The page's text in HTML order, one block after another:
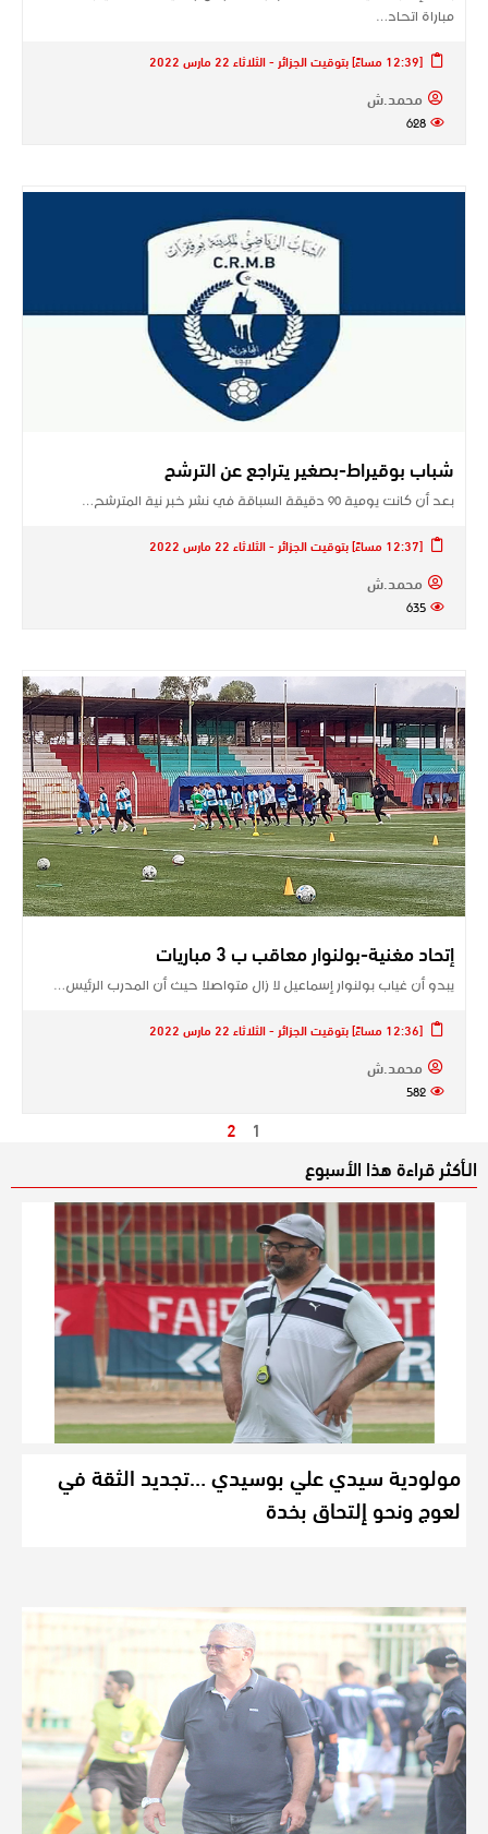
مباراة اتحاد…
[12:39 مساءً] بتوقيت الجزائر - الثلاثاء 22 مارس 2022
محمد.ش
628
شباب بوقيراط-بصغير يتراجع عن الترشح
بعد أن كانت يومية 90 دقيقة السباقة في نشر خبر نية المترشح…
[12:37 مساءً] بتوقيت الجزائر - الثلاثاء 22 مارس 2022
محمد.ش
635
إتحاد مغنية-بولنوار معاقب ب 3 مباريات
يبدو أن غياب بولنوار إسماعيل لا زال متواصلا حيث أن المدرب الرئيس…
[12:36 مساءً] بتوقيت الجزائر - الثلاثاء 22 مارس 2022
محمد.ش
582
1
2
الـأكثر قراءة هذا الأسبوع
مولودية سيدي علي بوسيدي …تجديد الثقة في
لعوج ونحو إلتحاق بخدة